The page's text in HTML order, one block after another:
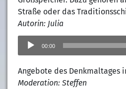
Straße oder das
Autorin: Julia
Audio-
Player
00:00
Angebote des Denkmaltages
Moderation: Steffen